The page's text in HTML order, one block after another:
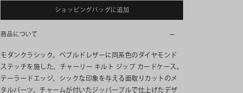
ショッピングバッグに追加
商品について
モダンクラシック。ペブルドレザーに同系色のダイヤモンド
ステッチを施した、チャーリー キルト ジップ カードケース。
テーラードエッジ、シックな印象を与える面取りカットのメ
タルパーツ、チャームが付いたジッパープルで仕上げたデザ